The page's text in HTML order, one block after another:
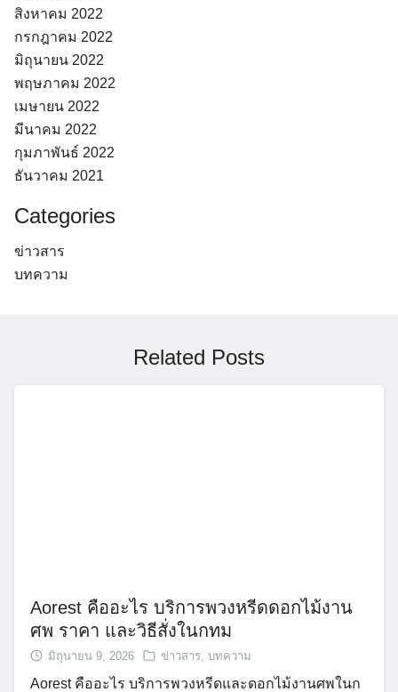
สิงหาคม 2022
กรกฎาคม 2022
มิถุนายน 2022
พฤษภาคม 2022
เมษายน 2022
มีนาคม 2022
กุมภาพันธ์ 2022
ธันวาคม 2021
Categories
ข่าวสาร
บทความ
Related Posts
Aorest คืออะไร บริการพวงหรีดดอกไม้งาน
ศพ ราคา และวิธีสั่งในกทม
มิถุนายน 9, 2026 ข่าวสาร บทความ
Aorest คืออะไร บริการพวงหรีดและดอกไม้งานศพในก